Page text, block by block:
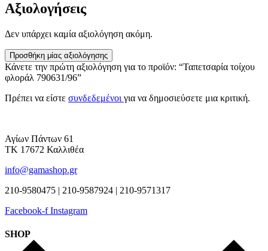
Αξιολογήσεις
Δεν υπάρχει καμία αξιολόγηση ακόμη.
Προσθήκη μίας αξιολόγησης
Κάνετε την πρώτη αξιολόγηση για το προϊόν: “Ταπετσαρία τοίχου
φλοράλ 790631/96”
Πρέπει να είστε συνδεδεμένοι για να δημοσιεύσετε μια κριτική.
Αγίων Πάντων 61
ΤΚ 17672 Καλλιθέα
info@gamashop.gr
210-9580475 | 210-9587924 | 210-9571317
Facebook-f Instagram
SHOP